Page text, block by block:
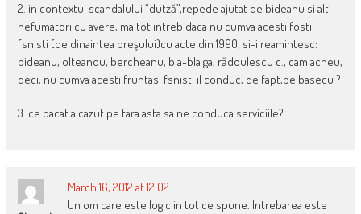
2. in contextul scandalului “dutză”,repede ajutat de bideanu si alti
nefumatori cu avere, ma tot intreb daca nu cumva acesti fosti
fsnisti (de dinaintea preşului)cu acte din 1990, si-i reamintesc:
bideanu, olteanou, bercheanu, bla-bla ga, rădoulescu c., camlacheu,
deci, nu cumva acesti fruntasi fsnisti il conduc, de fapt,pe basecu ?
3. ce pacat a cazut pe tara asta sa ne conduca serviciile?
March 16, 2012 at 12:02
Un om care este logic in tot ce spune. Intrebarea este